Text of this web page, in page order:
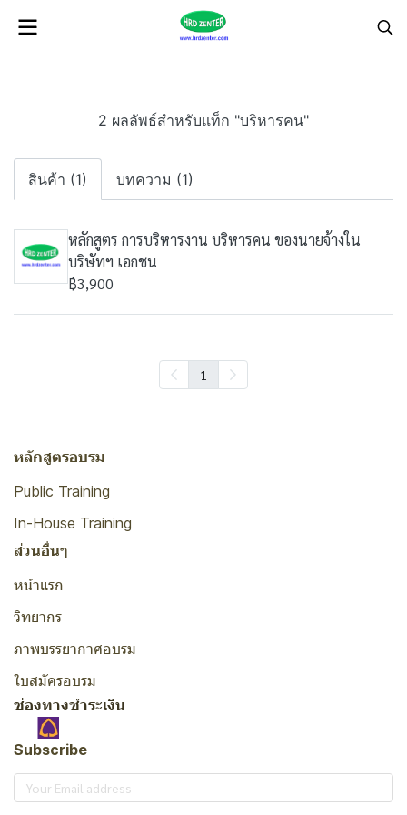
2 ผลลัพธ์สำหรับแท็ก "บริหารคน"
สินค้า (1) บทความ (1)
หลักสูตร การบริหารงาน บริหารคน ของนายจ้างใน
บริษัทฯ เอกชน
฿3,900
1
หลักสูตรอบรม
Public Training
In-House Training
ส่วนอื่นๆ
หน้าแรก
วิทยากร
ภาพบรรยากาศอบรม
ใบสมัครอบรม
ช่องทางชำระเงิน
Subscribe